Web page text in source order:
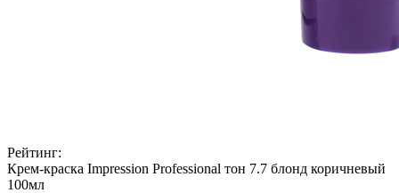
Рейтинг:
Крем-краска Impression Professional тон 7.7 блонд коричневый
100мл